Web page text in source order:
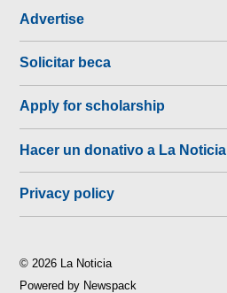
Advertise
Solicitar beca
Apply for scholarship
Hacer un donativo a La Noticia
Privacy policy
© 2026 La Noticia
Powered by Newspack